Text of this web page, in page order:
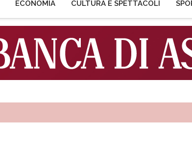
ECONOMIA CULTURA E SPETTACOLI